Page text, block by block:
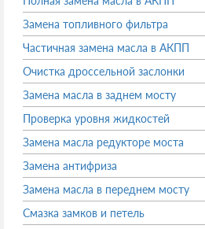
Замена топливного фильтра
Частичная замена масла в АКПП
Очистка дроссельной заслонки
Замена масла в заднем мосту
Проверка уровня жидкостей
Замена масла редукторе моста
Замена антифриза
Замена масла в переднем мосту
Смазка замков и петель